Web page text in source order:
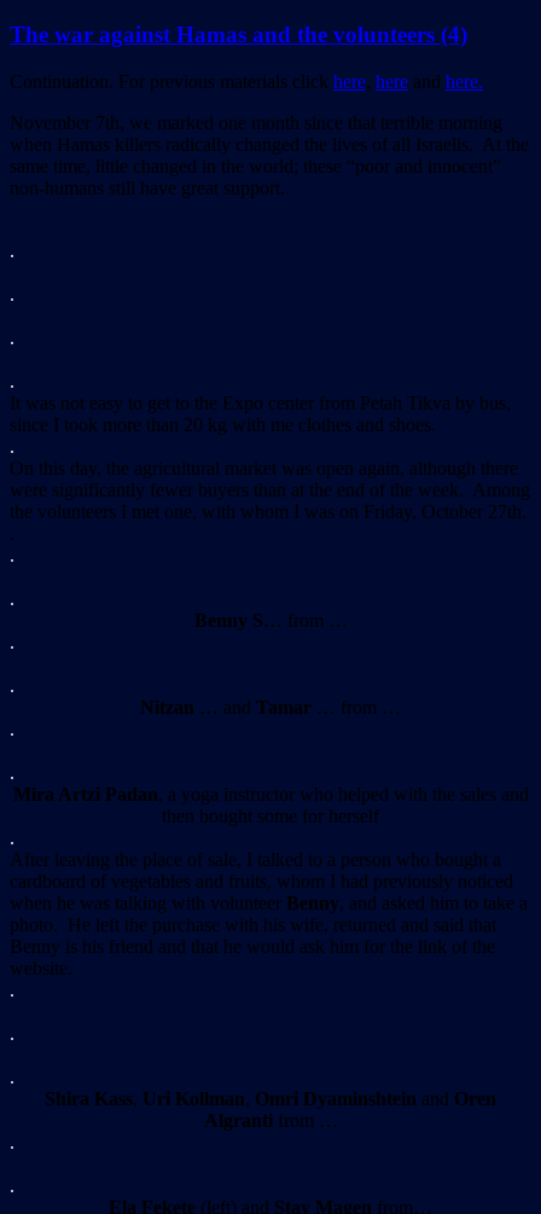
The war against Hamas and the volunteers (4)
Continuation. For previous materials click here, here and here.
November 7th, we marked one month since that terrible morning
when Hamas killers radically changed the lives of all Israelis. At the
same time, little changed in the world; these “poor and innocent”
non-humans still have great support.
.
.
.
.
It was not easy to get to the Expo center from Petah Tikva by bus,
since I took more than 20 kg with me clothes and shoes.
.
On this day, the agricultural market was open again, although there
were significantly fewer buyers than at the end of the week. Among
the volunteers I met one, with whom I was on Friday, October 27th.
.
.
.
Benny S… from …
.
.
Nitzan … and Tamar … from …
.
.
Mira Artzi Padan, a yoga instructor who helped with the sales and
then bought some for herself
.
After leaving the place of sale, I talked to a person who bought a
cardboard of vegetables and fruits, whom I had previously noticed
when he was talking with volunteer Benny, and asked him to take a
photo. He left the purchase with his wife, returned and said that
Benny is his friend and that he would ask him for the link of the
website.
.
.
.
Shira Kass, Uri Kollman, Omri Dyaminshtein and Oren
Algranti from …
.
.
Ela Fekete (left) and Stav Magen from…